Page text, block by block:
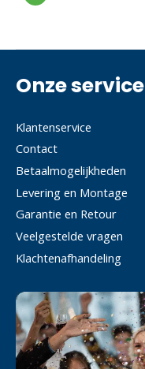
Onze service
Klantenservice
Contact
Betaalmogelijkheden
Levering en Montage
Garantie en Retour
Veelgestelde vragen
Klachtenafhandeling